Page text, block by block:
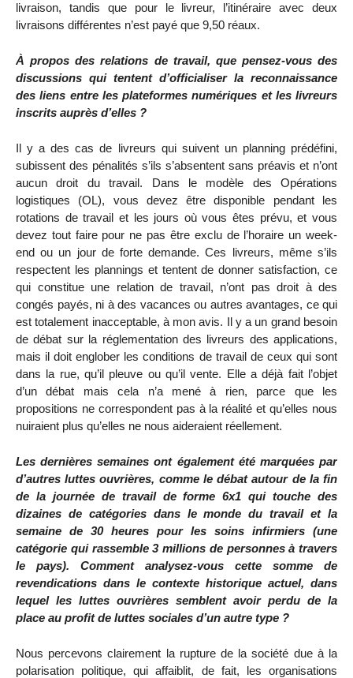
livraison, tandis que pour le livreur, l’itinéraire avec deux
livraisons différentes n’est payé que 9,50 réaux.
À propos des relations de travail, que pensez-vous des
discussions qui tentent d’officialiser la reconnaissance
des liens entre les plateformes numériques et les livreurs
inscrits auprès d’elles ?
Il y a des cas de livreurs qui suivent un planning prédéfini,
subissent des pénalités s’ils s’absentent sans préavis et n’ont
aucun droit du travail. Dans le modèle des Opérations
logistiques (OL), vous devez être disponible pendant les
rotations de travail et les jours où vous êtes prévu, et vous
devez tout faire pour ne pas être exclu de l’horaire un week-
end ou un jour de forte demande. Ces livreurs, même s’ils
respectent les plannings et tentent de donner satisfaction, ce
qui constitue une relation de travail, n’ont pas droit à des
congés payés, ni à des vacances ou autres avantages, ce qui
est totalement inacceptable, à mon avis. Il y a un grand besoin
de débat sur la réglementation des livreurs des applications,
mais il doit englober les conditions de travail de ceux qui sont
dans la rue, qu’il pleuve ou qu’il vente. Elle a déjà fait l’objet
d’un débat mais cela n’a mené à rien, parce que les
propositions ne correspondent pas à la réalité et qu’elles nous
nuiraient plus qu’elles ne nous aideraient réellement.
Les dernières semaines ont également été marquées par
d’autres luttes ouvrières, comme le débat autour de la fin
de la journée de travail de forme 6x1 qui touche des
dizaines de catégories dans le monde du travail et la
semaine de 30 heures pour les soins infirmiers (une
catégorie qui rassemble 3 millions de personnes à travers
le pays). Comment analysez-vous cette somme de
revendications dans le contexte historique actuel, dans
lequel les luttes ouvrières semblent avoir perdu de la
place au profit de luttes sociales d’un autre type ?
Nous percevons clairement la rupture de la société due à la
polarisation politique, qui affaiblit, de fait, les organisations